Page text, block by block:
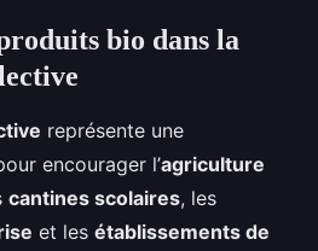
bio dans la
représente une
encourager l’agriculture
cantines scolaires, les
et les établissements de